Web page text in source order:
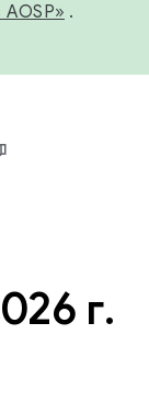
.
г.